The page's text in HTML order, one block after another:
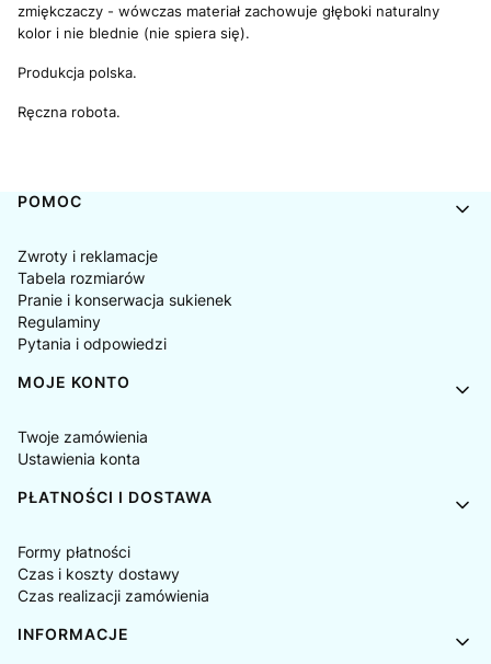
zmiękczaczy - wówczas materiał zachowuje głęboki naturalny
kolor i nie blednie (nie spiera się).
Produkcja polska.
Ręczna robota.
Linki w stopce
POMOC
Zwroty i reklamacje
Tabela rozmiarów
Pranie i konserwacja sukienek
Regulaminy
Pytania i odpowiedzi
MOJE KONTO
Twoje zamówienia
Ustawienia konta
PŁATNOŚCI I DOSTAWA
Formy płatności
Czas i koszty dostawy
Czas realizacji zamówienia
INFORMACJE